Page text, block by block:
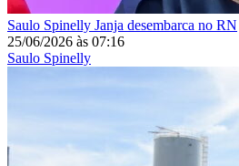
Saulo Spinelly Janja desembarca no RN
25/06/2026 às 07:16
Saulo Spinelly